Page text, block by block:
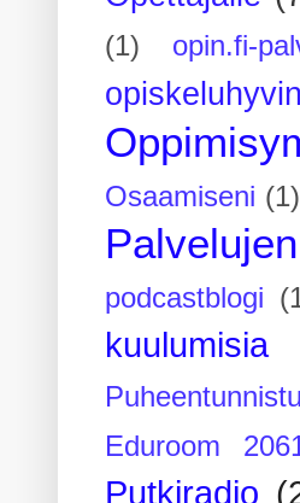
(1)
opin.fi-
Osaamiseni (1)
podcastblogi
kuulumisia
Eduroom
Putkiradio